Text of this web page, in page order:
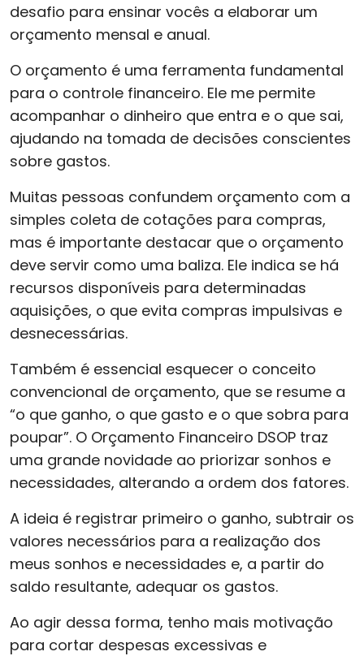
desafio para ensinar vocês a elaborar um
orçamento mensal e anual.
O orçamento é uma ferramenta fundamental
para o controle financeiro. Ele me permite
acompanhar o dinheiro que entra e o que sai,
ajudando na tomada de decisões conscientes
sobre gastos.
Muitas pessoas confundem orçamento com a
simples coleta de cotações para compras,
mas é importante destacar que o orçamento
deve servir como uma baliza. Ele indica se há
recursos disponíveis para determinadas
aquisições, o que evita compras impulsivas e
desnecessárias.
Também é essencial esquecer o conceito
convencional de orçamento, que se resume a
“o que ganho, o que gasto e o que sobra para
poupar”. O Orçamento Financeiro DSOP traz
uma grande novidade ao priorizar sonhos e
necessidades, alterando a ordem dos fatores.
A ideia é registrar primeiro o ganho, subtrair os
valores necessários para a realização dos
meus sonhos e necessidades e, a partir do
saldo resultante, adequar os gastos.
Ao agir dessa forma, tenho mais motivação
para cortar despesas excessivas e